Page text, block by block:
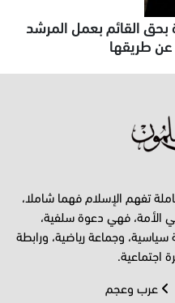
القائم بعمل المرشد
عن طريقها
تفهم الإسلام فهما شاملا،
الأمة، فهي دعوة سلفية،
وجماعة رياضية، ورابطة
اجتماعية.
عرب وعجم